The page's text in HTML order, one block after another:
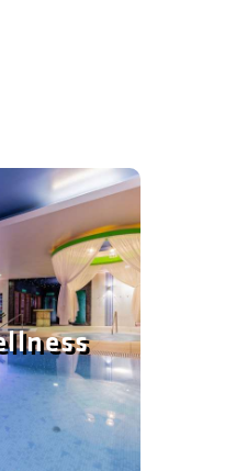
SPA részlegünkben
jacuzzival,
és infraszaunával,
és napozó
várjuk vendégeinket.